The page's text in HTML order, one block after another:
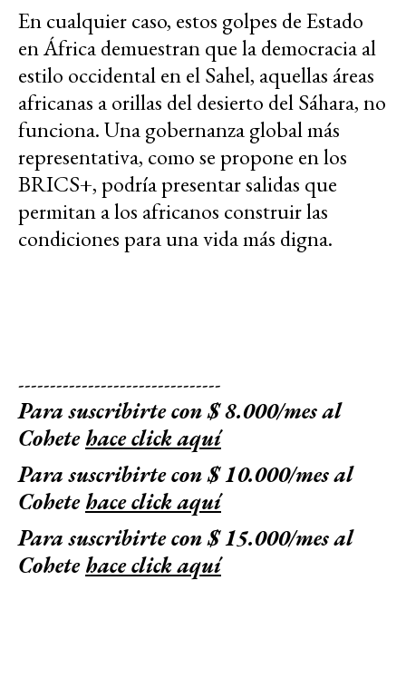
En cualquier caso, estos golpes de Estado
en África demuestran que la democracia al
estilo occidental en el Sahel, aquellas áreas
africanas a orillas del desierto del Sáhara, no
funciona. Una gobernanza global más
representativa, como se propone en los
BRICS+, podría presentar salidas que
permitan a los africanos construir las
condiciones para una vida más digna.
--------------------------------
Para suscribirte con $ 8.000/mes al
Cohetehace click aquí
Para suscribirte con $ 10.000/mes al
Cohetehace click aquí
Para suscribirte con $ 15.000/mes al
Cohetehace click aquí